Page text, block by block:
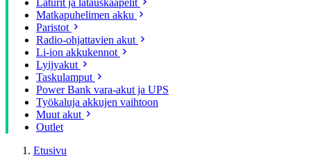
Laturit ja latauskaapelit
Matkapuhelimen akku
Paristot
Radio-ohjattavien akut
Li-ion akkukennot
Lyijyakut
Taskulamput
Power Bank vara-akut ja UPS
Työkaluja akkujen vaihtoon
Muut akut
Outlet
Etusivu